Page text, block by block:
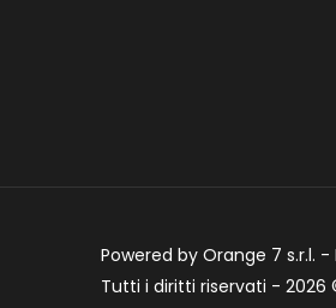
Powered by Orange 7 s.r.l. -
Tutti i diritti riservati - 2026